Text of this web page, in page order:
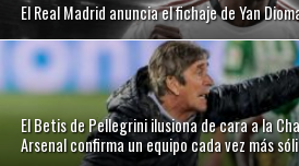
El Real Madrid anuncia el fichaje de Yan
El Betis de Pellegrini ilusiona de cara a la
Arsenal confirma un equipo cada vez más